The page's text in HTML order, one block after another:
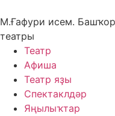
to
content
М.Ғафури исем.
театры
Театр
Афиша
Театр яҙы
Спектаклдәр
Яңылыҡтар